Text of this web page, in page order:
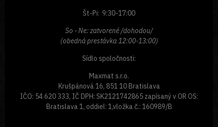
Št-Pi: 9:30-17:00
So - Ne: zatvorené /dohodou/
(obedná prestávka 12:00-13:00)
Sídlo spoločnosti:
Maxmat s.r.o.
Krušpánová 16, 851 10 Bratislava
IČO: 54 620 333, IČ DPH: SK2121742865 zapísaný v OR OS:
Bratislava 1, oddiel: 1,vložka č.: 160989/B